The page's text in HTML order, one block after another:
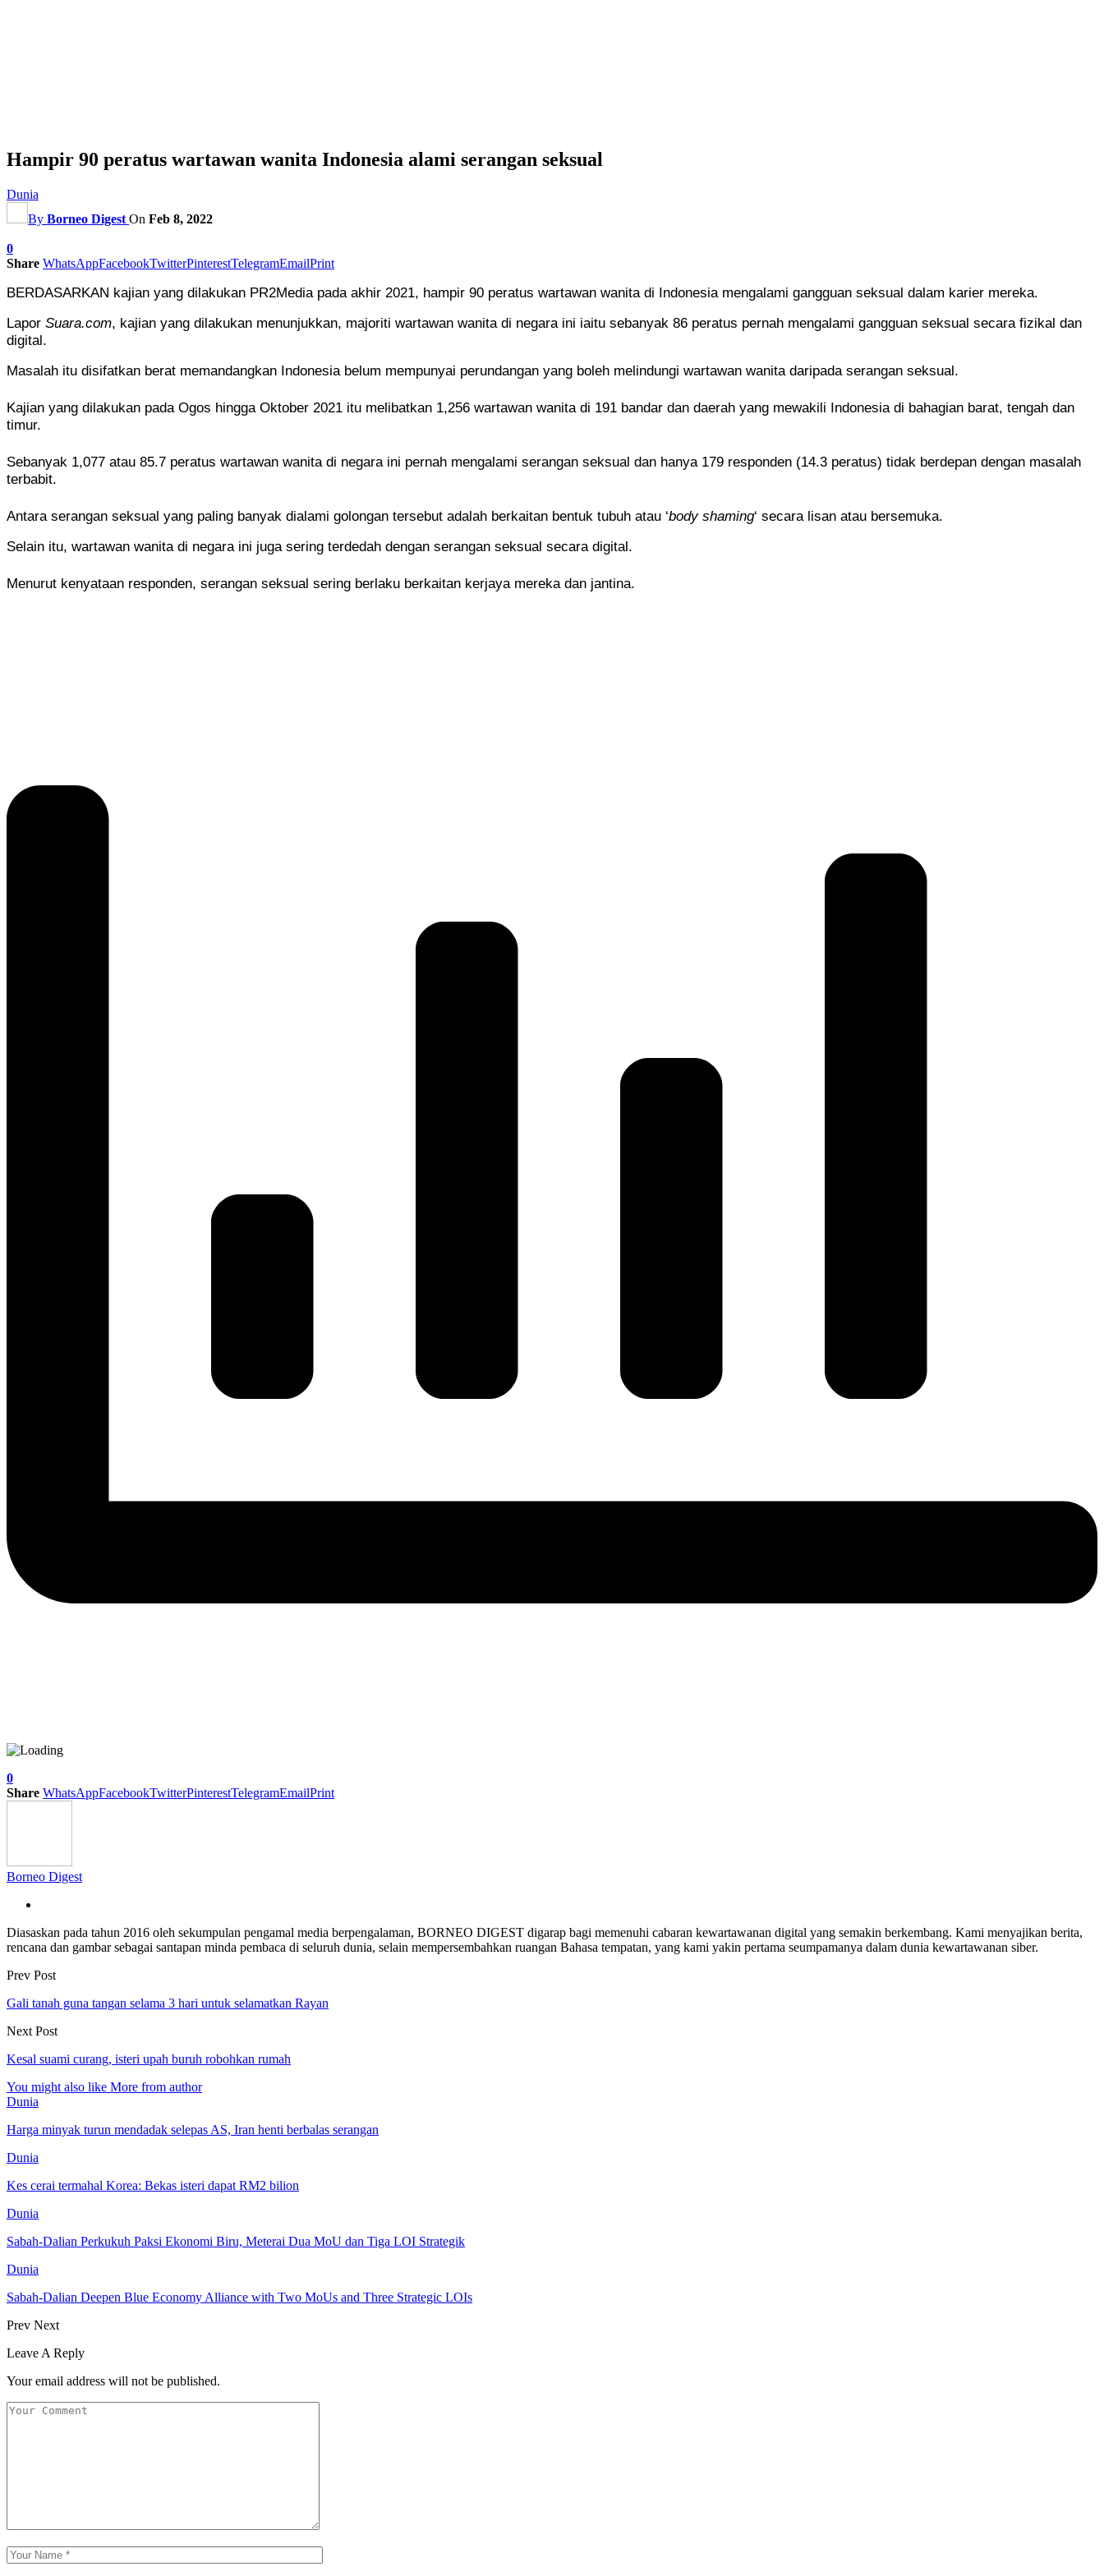
Hampir 90 peratus wartawan wanita Indonesia alami serangan seksual
Dunia
By Borneo Digest On Feb 8, 2022
0
Share WhatsAppFacebookTwitterPinterestTelegramEmailPrint
BERDASARKAN kajian yang dilakukan PR2Media pada akhir 2021, hampir 90 peratus wartawan wanita di Indonesia mengalami gangguan seksual dalam karier mereka.
Lapor Suara.com, kajian yang dilakukan menunjukkan, majoriti wartawan wanita di negara ini iaitu sebanyak 86 peratus pernah mengalami gangguan seksual secara fizikal dan
digital.
Masalah itu disifatkan berat memandangkan Indonesia belum mempunyai perundangan yang boleh melindungi wartawan wanita daripada serangan seksual.
Kajian yang dilakukan pada Ogos hingga Oktober 2021 itu melibatkan 1,256 wartawan wanita di 191 bandar dan daerah yang mewakili Indonesia di bahagian barat, tengah dan
timur.
Sebanyak 1,077 atau 85.7 peratus wartawan wanita di negara ini pernah mengalami serangan seksual dan hanya 179 responden (14.3 peratus) tidak berdepan dengan masalah
terbabit.
Antara serangan seksual yang paling banyak dialami golongan tersebut adalah berkaitan bentuk tubuh atau ‘body shaming‘ secara lisan atau bersemuka.
Selain itu, wartawan wanita di negara ini juga sering terdedah dengan serangan seksual secara digital.
Menurut kenyataan responden, serangan seksual sering berlaku berkaitan kerjaya mereka dan jantina.
0
Share WhatsAppFacebookTwitterPinterestTelegramEmailPrint
Borneo Digest
Diasaskan pada tahun 2016 oleh sekumpulan pengamal media berpengalaman, BORNEO DIGEST digarap bagi memenuhi cabaran kewartawanan digital yang semakin berkembang. Kami menyajikan berita,
rencana dan gambar sebagai santapan minda pembaca di seluruh dunia, selain mempersembahkan ruangan Bahasa tempatan, yang kami yakin pertama seumpamanya dalam dunia kewartawanan siber.
Prev Post
Gali tanah guna tangan selama 3 hari untuk selamatkan Rayan
Next Post
Kesal suami curang, isteri upah buruh robohkan rumah
You might also like More from author
Dunia
Harga minyak turun mendadak selepas AS, Iran henti berbalas serangan
Dunia
Kes cerai termahal Korea: Bekas isteri dapat RM2 bilion
Dunia
Sabah-Dalian Perkukuh Paksi Ekonomi Biru, Meterai Dua MoU dan Tiga LOI Strategik
Dunia
Sabah-Dalian Deepen Blue Economy Alliance with Two MoUs and Three Strategic LOIs
Prev Next
Leave A Reply
Your email address will not be published.